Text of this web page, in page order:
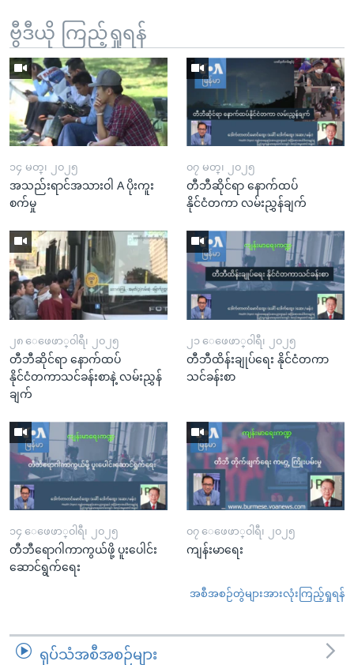
ဗွီဒီယို ကြည့်ရှုရန်
၁၄ မတ္၊ ၂၀၂၅
အသည်းရာင်အသားဝါ A ပိုးကူး
စက်မှု
၀၇ မတ္၊ ၂၀၂၅
တီဘီဆိုင်ရာ နောက်ထပ်
နိုင်ငံတကာ လမ်းညွှန်ချက်
၂၈ ေဖေဖာ္၀ါရီ၊ ၂၀၂၅
တီဘီဆိုင်ရာ နောက်ထပ်
နိုင်ငံတကာသင်ခန်းစာနဲ့ လမ်းညွှန်
ချက်
၂၁ ေဖေဖာ္၀ါရီ၊ ၂၀၂၅
တီဘီထိန်းချုပ်ရေး နိုင်ငံတကာ
သင်ခန်းစာ
၁၄ ေဖေဖာ္၀ါရီ၊ ၂၀၂၅
တီဘီရောဂါကာကွယ်ဖို့ ပူးပေါင်း
ဆောင်ရွက်ရေး
၀၇ ေဖေဖာ္၀ါရီ၊ ၂၀၂၅
ကျန်းမာရေး
အစီအစဉ်တွဲများအားလုံးကြည့်ရှုရန်
ရုပ်သံအစီအစဉ်များ